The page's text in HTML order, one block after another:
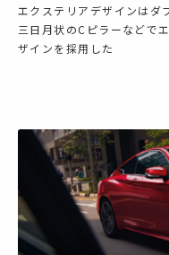
エクステリアデザインはダ
三日月状のCピラーなどで
ザインを採用した